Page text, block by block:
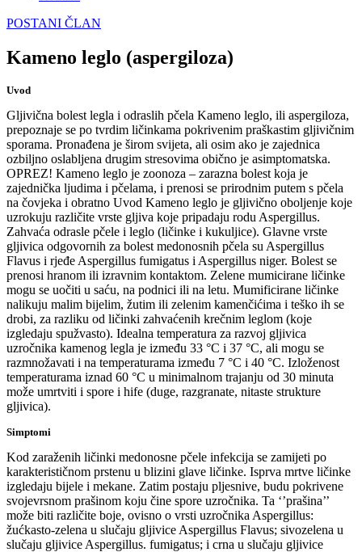
POSTANI ČLAN
Kameno leglo (aspergiloza)
Uvod
Gljivična bolest legla i odraslih pčela Kameno leglo, ili aspergiloza,
prepoznaje se po tvrdim ličinkama pokrivenim praškastim gljivičnim
sporama. Pronađena je širom svijeta, ali osim ako je zajednica
ozbiljno oslabljena drugim stresovima obično je asimptomatska.
OPREZ! Kameno leglo je zoonoza – zarazna bolest koja je
zajednička ljudima i pčelama, i prenosi se prirodnim putem s pčela
na čovjeka i obratno Uvod Kameno leglo je gljivično oboljenje koje
uzrokuju različite vrste gljiva koje pripadaju rodu Aspergillus.
Zahvaća odrasle pčele i leglo (ličinke i kukuljice). Glavne vrste
gljivica odgovornih za bolest medonosnih pčela su Aspergillus
Flavus i rjeđe Aspergillus fumigatus i Aspergillus niger. Bolest se
prenosi hranom ili izravnim kontaktom. Zelene mumicirane ličinke
mogu se uočiti u saću, na podnici ili na letu. Mumificirane ličinke
nalikuju malim bijelim, žutim ili zelenim kamenčićima i teško ih se
drobi, za razliku od ličinki zahvaćenih krečnim leglom (koje
izgledaju spužvasto). Idealna temperatura za razvoj gljivica
uzročnika kamenog legla je između 33 °C i 37 °C, ali mogu se
razmnožavati i na temperaturama između 7 °C i 40 °C. Izloženost
temperaturama iznad 60 °C u minimalnom trajanju od 30 minuta
može umrtviti i spore i hife (duge, razgranate, nitaste strukture
gljivica).
Simptomi
Kod zaraženih ličinki medonosne pčele infekcija se zamijeti po
karakterističnom prstenu u blizini glave ličinke. Isprva mrtve ličinke
izgledaju bijele i mekane. Zatim postaju pljesnive, budu pokrivene
svojevrsnom prašinom koju čine spore uzročnika. Ta ‘’prašina’’
može biti različite boje, ovisno o vrsti uzročnika Aspergillus:
žućkasto-zelena u slučaju gljivice Aspergillus Flavus; sivozelena u
slučaju gljivice Aspergillus. fumigatus; i crna u slučaju gljivice